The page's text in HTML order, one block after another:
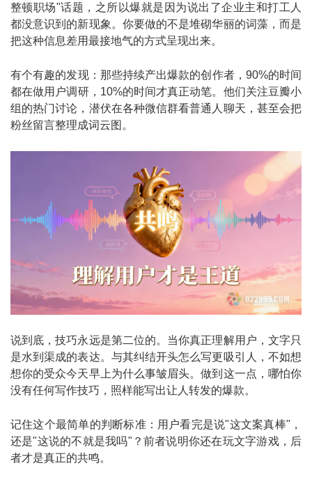
整顿职场"话题，之所以爆就是因为说出了企业主和打工人
都没意识到的新现象。你要做的不是堆砌华丽的词藻，而是
把这种信息差用最接地气的方式呈现出来。
有个有趣的发现：那些持续产出爆款的创作者，90%的时间
都在做用户调研，10%的时间才真正动笔。他们关注豆瓣小
组的热门讨论，潜伏在各种微信群看普通人聊天，甚至会把
粉丝留言整理成词云图。
说到底，技巧永远是第二位的。当你真正理解用户，文字只
是水到渠成的表达。与其纠结开头怎么写更吸引人，不如想
想你的受众今天早上为什么事皱眉头。做到这一点，哪怕你
没有任何写作技巧，照样能写出让人转发的爆款。
记住这个最简单的判断标准：用户看完是说"这文案真棒"，
还是"这说的不就是我吗"？前者说明你还在玩文字游戏，后
者才是真正的共鸣。